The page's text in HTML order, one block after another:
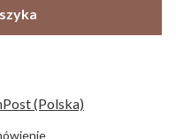
(Polska)